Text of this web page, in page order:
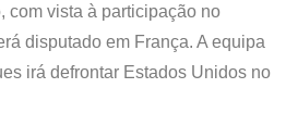
com vista à participação no
disputado em França. A equipa
irá defrontar Estados Unidos no